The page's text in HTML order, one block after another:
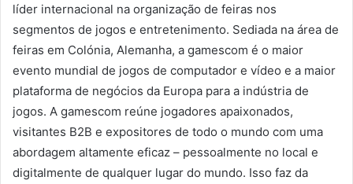
líder internacional na organização de feiras nos
segmentos de jogos e entretenimento. Sediada na área de
feiras em Colónia, Alemanha, a gamescom é o maior
evento mundial de jogos de computador e vídeo e a maior
plataforma de negócios da Europa para a indústria de
jogos. A gamescom reúne jogadores apaixonados,
visitantes B2B e expositores de todo o mundo com uma
abordagem altamente eficaz – pessoalmente no local e
digitalmente de qualquer lugar do mundo. Isso faz da